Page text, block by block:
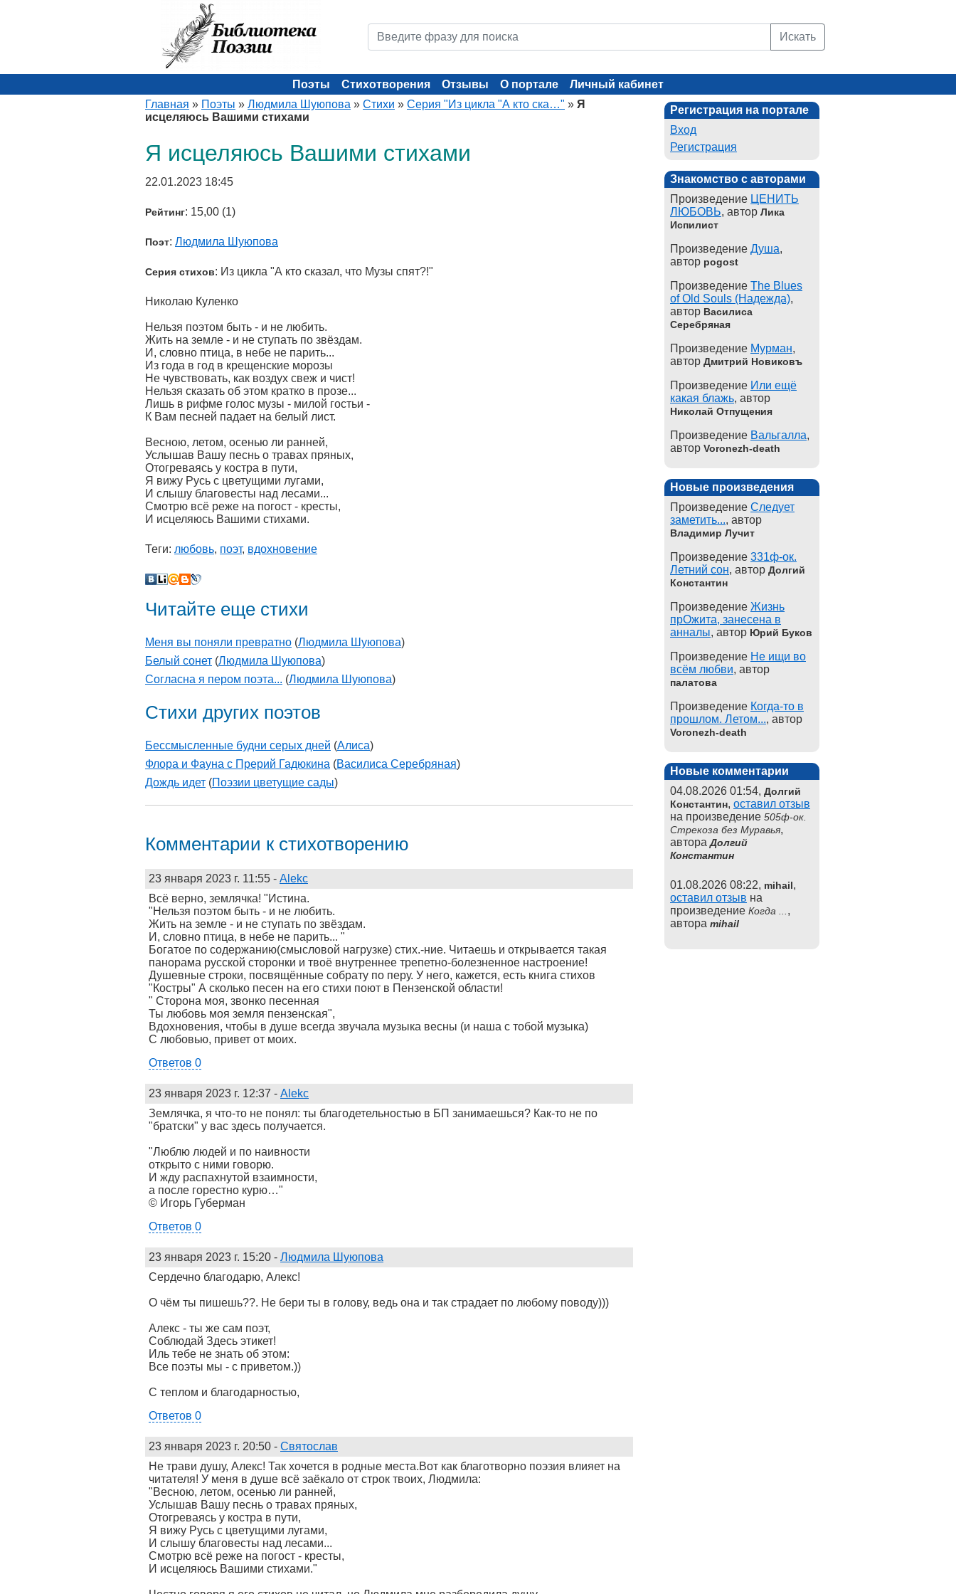
Искать
Поэты Стихотворения Отзывы О портале
Личный кабинет
Главная » Поэты » Людмила Шуюпова » Стихи » Серия "Из цикла "А кто ска…" » Я
исцеляюсь Вашими стихами
Я исцеляюсь Вашими стихами
22.01.2023 18:45
Рейтинг: 15,00 (1)
Поэт: Людмила Шуюпова
Серия стихов: Из цикла "А кто сказал, что Музы спят?!"
Николаю Куленко
Нельзя поэтом быть - и не любить.
Жить на земле - и не ступать по звёздам.
И, словно птица, в небе не парить...
Из года в год в крещенские морозы
Не чувствовать, как воздух свеж и чист!
Нельзя сказать об этом кратко в прозе...
Лишь в рифме голос музы - милой гостьи -
К Вам песней падает на белый лист.
Весною, летом, осенью ли ранней,
Услышав Вашу песнь о травах пряных,
Отогреваясь у костра в пути,
Я вижу Русь с цветущими лугами,
И слышу благовесты над лесами...
Смотрю всё реже на погост - кресты,
И исцеляюсь Вашими стихами.
Теги: любовь, поэт, вдохновение
Читайте еще стихи
Меня вы поняли превратно (Людмила Шуюпова)
Белый сонет (Людмила Шуюпова)
Согласна я пером поэта... (Людмила Шуюпова)
Стихи других поэтов
Бессмысленные будни серых дней (Алиса)
Флора и Фауна с Прерий Гадюкина (Василиса Серебряная)
Дождь идет (Поэзии цветущие сады)
Комментарии к стихотворению
23 января 2023 г. 11:55 - Alekc
Всё верно, землячка! "Истина.
"Нельзя поэтом быть - и не любить.
Жить на земле - и не ступать по звёздам.
И, словно птица, в небе не парить... "
Богатое по содержанию(смысловой нагрузке) стих.-ние. Читаешь и открывается такая
панорама русской сторонки и твоё внутреннее трепетно-болезненное настроение!
Душевные строки, посвящённые собрату по перу. У него, кажется, есть книга стихов
"Костры" А сколько песен на его стихи поют в Пензенской области!
" Сторона моя, звонко песенная
Ты любовь моя земля пензенская",
Вдохновения, чтобы в душе всегда звучала музыка весны (и наша с тобой музыка)
С любовью, привет от моих.
Ответов 0
23 января 2023 г. 12:37 - Alekc
Землячка, я что-то не понял: ты благодетельностью в БП занимаешься? Как-то не по
"братски" у вас здесь получается.
"Люблю людей и по наивности
открыто с ними говорю.
И жду распахнутой взаимности,
а после горестно курю…"
© Игорь Губерман
Ответов 0
23 января 2023 г. 15:20 - Людмила Шуюпова
Сердечно благодарю, Алекс!
О чём ты пишешь??. Не бери ты в голову, ведь она и так страдает по любому поводу)))
Алекс - ты же сам поэт,
Соблюдай Здесь этикет!
Иль тебе не знать об этом:
Все поэты мы - с приветом.))
С теплом и благодарностью,
Ответов 0
23 января 2023 г. 20:50 - Святослав
Не трави душу, Алекс! Так хочется в родные места.Вот как благотворно поэзия влияет на
читателя! У меня в душе всё заёкало от строк твоих, Людмила:
"Весною, летом, осенью ли ранней,
Услышав Вашу песнь о травах пряных,
Отогреваясь у костра в пути,
Я вижу Русь с цветущими лугами,
И слышу благовесты над лесами...
Смотрю всё реже на погост - кресты,
И исцеляюсь Вашими стихами."
Регистрация на портале
Вход
Регистрация
Знакомство с авторами
Произведение ЦЕНИТЬ
ЛЮБОВЬ, автор Лика
Испилист
Произведение Душа,
автор pogost
Произведение The Blues
of Old Souls (Надежда),
автор Василиса
Серебряная
Произведение Мурман,
автор Дмитрий Новиковъ
Произведение Или ещё
какая блажь, автор
Николай Отпущения
Произведение Вальгалла,
автор Voronezh-death
Новые произведения
Произведение Следует
заметить..., автор
Владимир Лучит
Произведение 331ф-ок.
Летний сон, автор Долгий
Константин
Произведение Жизнь
прОжита, занесена в
анналы, автор Юрий Буков
Произведение Не ищи во
всём любви, автор
палатова
Произведение Когда-то в
прошлом. Летом..., автор
Voronezh-death
Новые комментарии
04.08.2026 01:54, Долгий
Константин, оставил отзыв
на произведение 505ф-ок.
Стрекоза без Муравья,
автораДолгий
Константин
01.08.2026 08:22, mihail,
оставил отзыв на
произведение Когда ... ,
автора mihail